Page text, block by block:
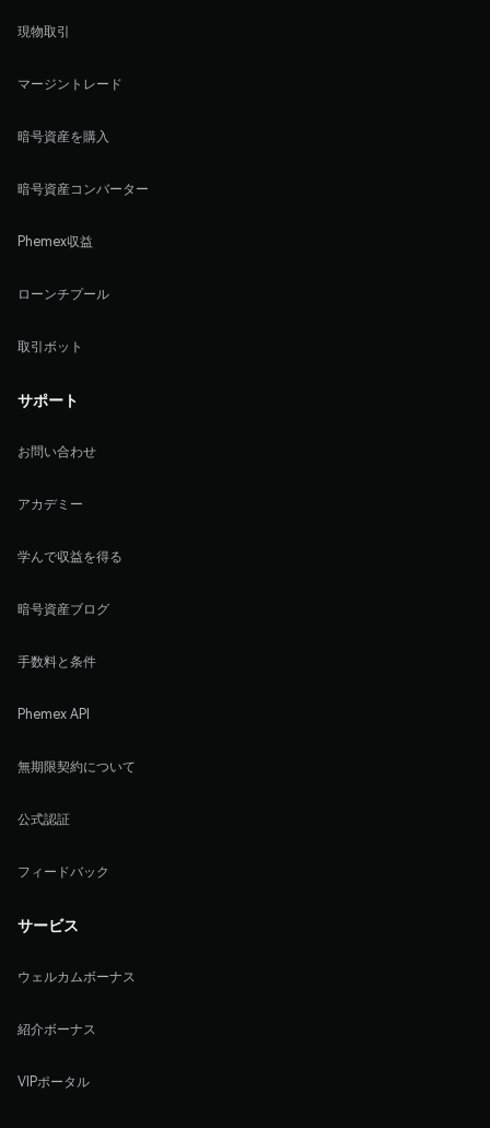
現物取引
マージントレード
暗号資産を購入
暗号資産コンバーター
Phemex収益
ローンチプール
取引ボット
サポート
お問い合わせ
アカデミー
学んで収益を得る
暗号資産ブログ
手数料と条件
Phemex API
無期限契約について
公式認証
フィードバック
サービス
ウェルカムボーナス
紹介ボーナス
VIPポータル